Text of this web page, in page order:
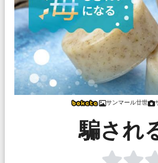
サンマール廿世
騙され